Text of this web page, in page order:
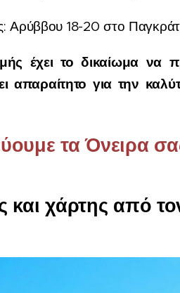
Αρύββου 18-20 στο
έχει το δικαίωμα να
για την
τα Όνειρα
και χάρτης από